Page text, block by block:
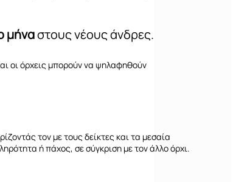
μήναστους νέους άνδρες.
οι όρχεις μπορούν να ψηλαφηθούν
τον με τους δείκτες και τα μεσαία
ή πάχος, σε σύγκριση με τον άλλο όρχι.